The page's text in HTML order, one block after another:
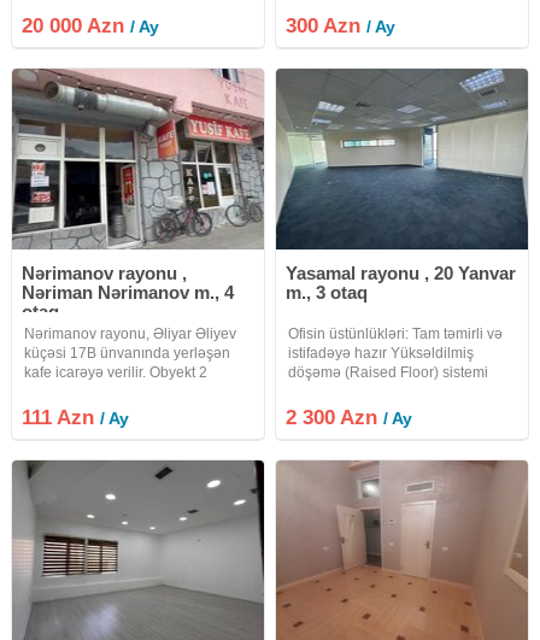
Qiymət: 20000AZN Xidmət haqqı:
30%
20 000 Azn/ Ay
yerləşir.lift var. Mərkəzi isitmə və
mərkəzi soyutma sistemi vardır hər
300 Azn/ Ay
Nərimanov rayonu ,
Nəriman Nərimanov m., 4
otaq
Nərimanov rayonu, Əliyar Əliyev
küçəsi 17B ünvanında yerləşən
kafe icarəyə verilir. Obyekt 2
çoxdur fəaliyyət göstərir və daimi
müştəri bazası var. İcarə qiyməti
111 Azn/ Ay
Yasamal rayonu , 20 Yanvar
m., 3 otaq
Ofisin üstünlükləri: Tam təmirli və
istifadəyə hazır Yüksəldilmiş
döşəmə (Raised Floor) sistemi
kommunikasiya xətləri mövcuddur
Fəaliyyətə dərhal başlamaq
2 300 Azn/ Ay